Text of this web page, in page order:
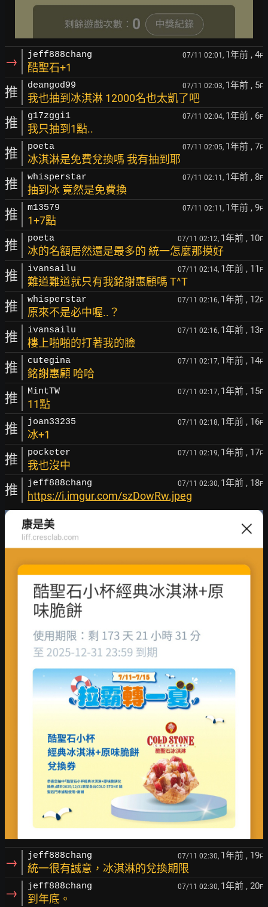
→ jeff888chang 07/11 02:01, 1年前 , 4F
酷聖石+1
推 deangod99 07/11 02:03, 1年前 , 5F
我也抽到冰淇淋 12000名也太凱了吧
推 g17zggi1 07/11 02:04, 1年前 , 6F
我只抽到1點..
推 poeta 07/11 02:05, 1年前 , 7F
冰淇淋是免費兌換嗎 我有抽到耶
推 whisperstar 07/11 02:11, 1年前 , 8F
抽到冰 竟然是免費換
推 m13579 07/11 02:11, 1年前 , 9F
1+7點
推 poeta 07/11 02:12, 1年前 , 10F
冰的名額居然還是最多的 統一怎麼那摸好
推 ivansailu 07/11 02:14, 1年前 , 11 F
難道難道就只有我銘謝惠顧嗎 T^T
推 whisperstar 07/11 02:16, 1年前 , 12F
原來不是必中喔..？
推 ivansailu 07/11 02:16, 1年前 , 13F
樓上啪啪的打著我的臉
推 cutegina 07/11 02:17, 1年前 , 14F
銘謝惠顧 哈哈
推 MintTW 07/11 02:17, 1年前 , 15F
11點
推 joan33235 07/11 02:18, 1年前 , 16F
冰+1
推 pocketer 07/11 02:19, 1年前 , 17F
我也沒中
推 jeff888chang 07/11 02:30, 1年前 , 18F
https://i.imgur.com/szDowRw.jpeg
→ jeff888chang 07/11 02:30, 1年前 , 19F
統一很有誠意，冰淇淋的兌換期限
→ jeff888chang 07/11 02:30, 1年前 , 20F
到年底。